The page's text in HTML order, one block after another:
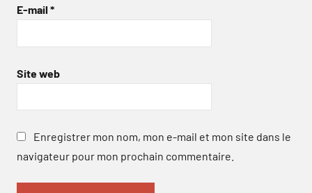
E-mail *
Site web
Enregistrer mon nom, mon e-mail et mon site dans le
navigateur pour mon prochain commentaire.